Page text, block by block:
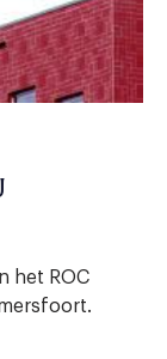
het ROC